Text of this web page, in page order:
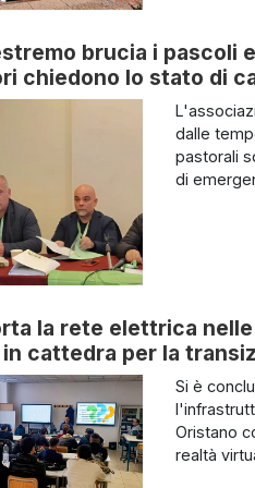
brucia i pascoli
chiedono lo stato di
dalle
pastorali
di
la rete elettrica
cattedra per la
Si è
Oristano
realtà